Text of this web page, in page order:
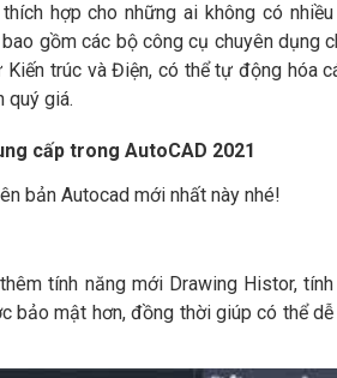
hợp cho những ai không có
gồm các bộ công cụ chuyên dụng
trúc và Điện, có thể tự động hóa
quý giá.
cấp trong AutoCAD 2021
bản Autocad mới nhất này nhé!
tính năng mới Drawing Histor,
bảo mật hơn, đồng thời giúp có thể